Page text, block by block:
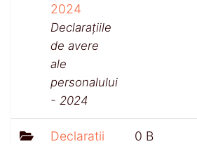
2024
Declarațiile
de avere
ale
personalului
- 2024
Declaratii
0 B